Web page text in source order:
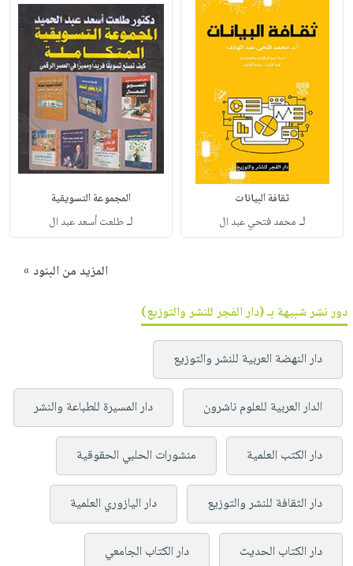
ثقافة البيانات
لـ محمد فتحي عبد ال
المجموعة التسويقية
لـطلعت أسعد عبد ال
المزيد من البنود »
دور نشر شبيهة بـ (دار الفجر للنشر والتوزيع)
دار النهضة العربية للنشر والتوزيع
الدار العربية للعلوم ناشرون دار المسيرة للطباعة والنشر
دار الكتب العلمية منشورات الحلبي الحقوقية
دار الثقافة للنشر والتوزيع دار اليازوري العلمية
دار الكتاب الحديث دار الكتاب الجامعي